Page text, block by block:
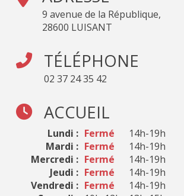
9 avenue de la République,
28600 LUISANT
TÉLÉPHONE
02 37 24 35 42
ACCUEIL
Lundi :
Mardi :
Mercredi :
Jeudi :
Vendredi :
Fermé
Fermé
Fermé
Fermé
Fermé
14h-19h
14h-19h
14h-19h
14h-19h
14h-19h